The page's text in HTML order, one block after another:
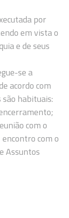
por
em vista o
e de seus
se a
acordo com
são habituais:
com o
com o
Assuntos